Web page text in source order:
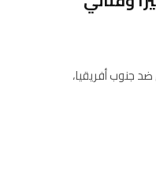
جنوب أفريقيا،